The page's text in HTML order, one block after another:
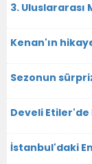
3. Uluslararası
Kenan'ın
Sezonun
Develi
İstanbul'daki